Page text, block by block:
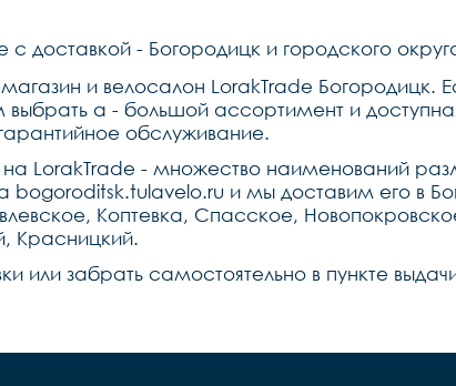
с доставкой - Богородицк и городского
и велосалон LorakTrade
a - большой ассортимент и
обслуживание.
LorakTrade - множество наименований
bogoroditsk.tulavelo.ru и мы доставим его в
Коптевка, Спасское,
Красницкий.
или забрать самостоятельно в пункте